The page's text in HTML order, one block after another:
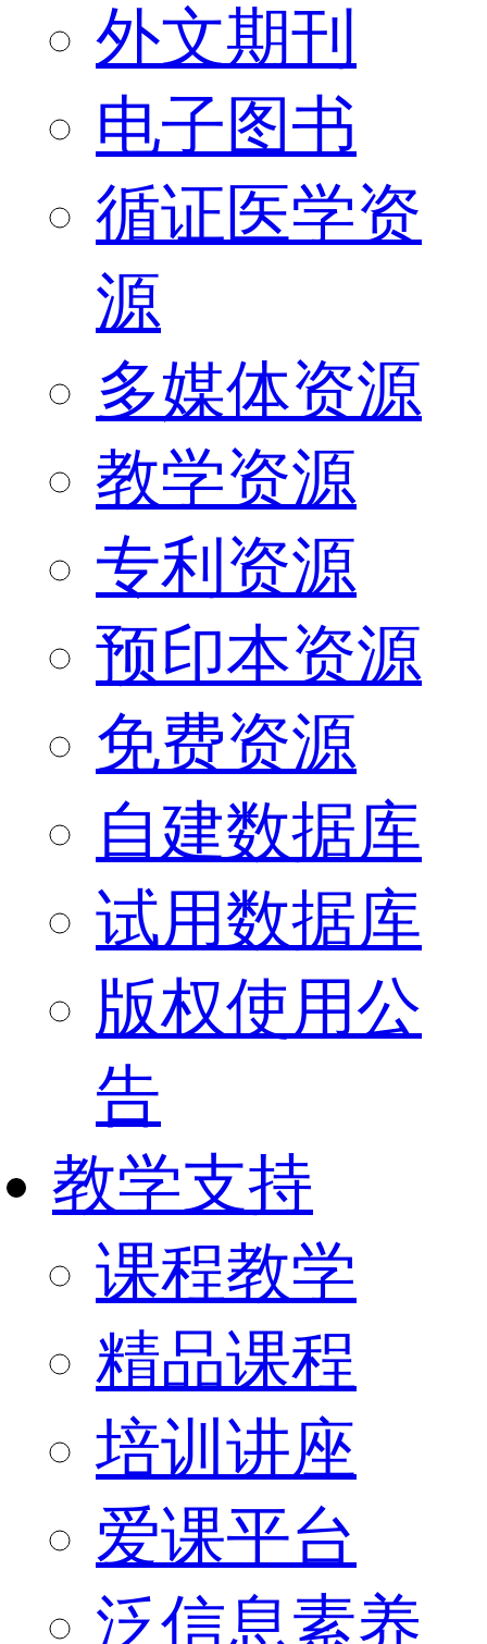
外文期刊
电子图书
循证医学资
源
多媒体资源
教学资源
专利资源
预印本资源
免费资源
自建数据库
试用数据库
版权使用公
告
教学支持
课程教学
精品课程
培训讲座
爱课平台
泛信息素养